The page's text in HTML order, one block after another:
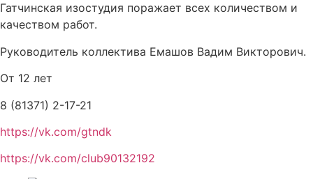
Гатчинская изостудия поражает всех количеством и
качеством работ.
Руководитель коллектива Емашов Вадим Викторович.
От 12 лет
8 (81371) 2-17-21
https://vk.com/gtndk
https://vk.com/club90132192